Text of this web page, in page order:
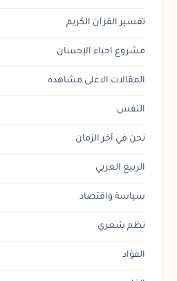
تفسير القرآن الكريم
مشروع احياء الإحسان
المقالات الاعلى مشاهده
النفس
نحن في آخر الزمان
الربيع العربي
سياسة واقتصاد
نظم شعري
الفؤاد